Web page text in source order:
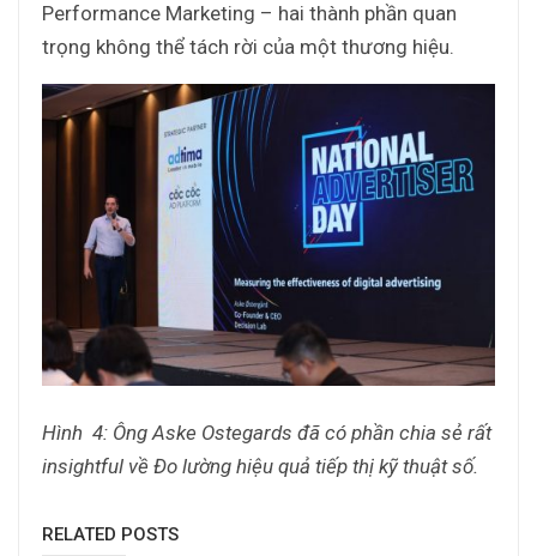
Performance Marketing – hai thành phần quan
trọng không thể tách rời của một thương hiệu.
Hình 4: Ông Aske Ostegards đã có phần chia sẻ rất
insightful về Đo lường hiệu quả tiếp thị kỹ thuật số.
RELATED POSTS